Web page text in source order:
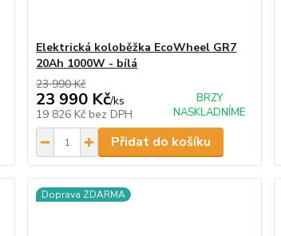
Elektrická koloběžka EcoWheel GR7
20Ah 1000W - bílá
23 990 Kč
23 990 Kč/ks
19 826 Kč bez DPH
BRZY
NASKLADNÍME
Přidat do košíku
Doprava ZDARMA